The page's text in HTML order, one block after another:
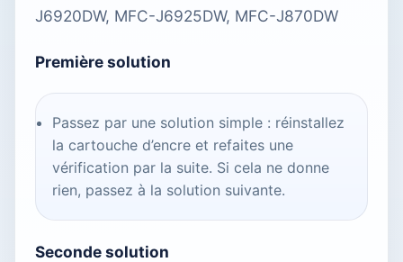
J6920DW, MFC-J6925DW, MFC-J870DW
Première solution
Passez par une solution simple : réinstallez
la cartouche d’encre et refaites une
vérification par la suite. Si cela ne donne
rien, passez à la solution suivante.
Seconde solution